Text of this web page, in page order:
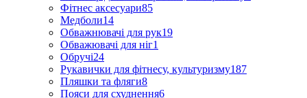
Фітнес аксесуари85
Медболи14
Обважнювачі для рук19
Обважювачі для ніг1
Обручі24
Рукавички для фітнесу, культуризму187
Пляшки та фляги8
Пояси для схуднення6